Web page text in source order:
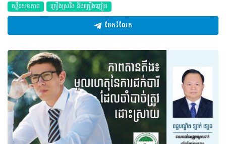
គន្លឹះសុខភាព គ្រឿងស្រវឹង​ និងគ្រឿងញៀន
ចែករំលែក